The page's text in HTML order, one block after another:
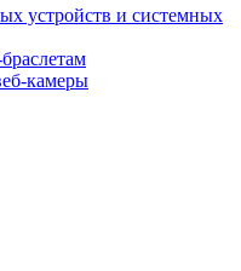
устройств и системных
камеры